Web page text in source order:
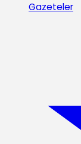
Gazeteler